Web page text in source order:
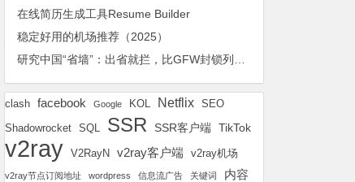
在线简历生成工具Resume Builder
稳定好用的机场推荐（2025）
clash facebook Google KOL Netflix
SEO
Shadowrocket
SQL SSR SSR客户端 TikTok
v2ray V2RayN v2ray客户端 v2ray机场
v2ray节点订阅地址 wordpress 信息流广告 关键词 内容